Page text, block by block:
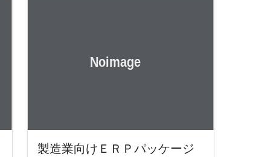
製造業向けＥＲＰパッケージ